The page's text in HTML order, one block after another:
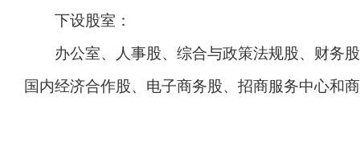
下设股室：
办公室、人事股、综合与政策法规股、财务股
国内经济合作股、电子商务股、招商服务中心和